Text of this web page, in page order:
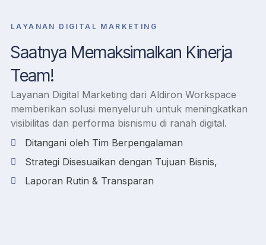
LAYANAN DIGITAL MARKETING
Saatnya Memaksimalkan Kinerja
Team!
Layanan Digital Marketing dari Aldiron Workspace
memberikan solusi menyeluruh untuk meningkatkan
visibilitas dan performa bisnismu di ranah digital.
Ditangani oleh Tim Berpengalaman
Strategi Disesuaikan dengan Tujuan Bisnis,
Laporan Rutin & Transparan